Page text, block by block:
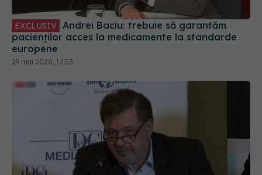
EXCLUSIV
pacienților acces la medicamente la standarde
europene
29 mai 2020, 12:53